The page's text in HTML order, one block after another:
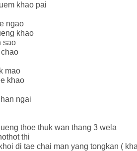
khao pai
ngao
khao
sao
mao
khao
ngai
thoe thuk wan thang 3 wela
thi
di tae chai man yang tongkan (